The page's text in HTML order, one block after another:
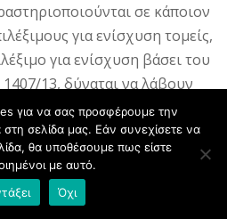
σε κάποιον
για ενίσχυση τομείς,
για ενίσχυση βάσει του
13, δύναται να λάβουν
παρούσας δυνάμει του εν
επιλέξιμη δρα-στηριότητά
εμφανίζει τα μεγαλύτερα
για να σας προσφέρουμε την
στη σελίδα μας. Εάν συνεχίσετε να
θα υποθέσουμε πως είστε
με αυτό.
Όχι